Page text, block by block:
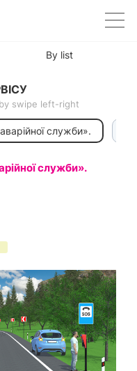
By list
swipe left-right
служби».
служби».